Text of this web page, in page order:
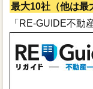
最大10社（他は最
「RE-GUIDE不動